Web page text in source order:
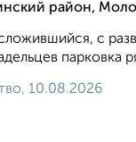
район,
с
парковка
10.08.2026